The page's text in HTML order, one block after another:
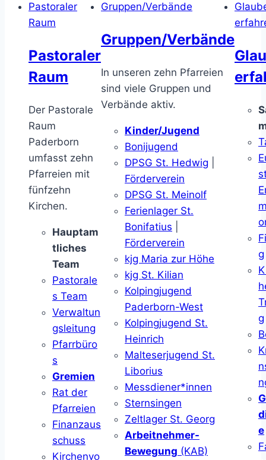
Pastoraler
Raum
Pastoraler
Raum
Der Pastorale
Raum
Paderborn
umfasst zehn
Pfarreien mit
fünfzehn
Kirchen.
Hauptam
tliches
Team
Pastorale
s Team
Verwaltun
gsleitung
Pfarrbüro
s
Gremien
Rat der
Pfarreien
Finanzaus
schuss
Kirchenvo
Gruppen/Verbände
Gruppen/Verbände
In unseren zehn Pfarreien
sind viele Gruppen und
Verbände aktiv.
Kinder/Jugend
Bonijugend
DPSG St. Hedwig
Förderverein
DPSG St. Meinolf
Ferienlager St.
Bonifatius
Förderverein
kjg Maria zur Höhe
kjg St. Kilian
Kolpingjugend
Paderborn-West
Kolpingjugend St.
Heinrich
Malteserjugend St.
Liborius
Messdiener*innen
Sternsingen
Zeltlager St. Georg
Arbeitnehmer-
Bewegung (KAB)
g
g
e